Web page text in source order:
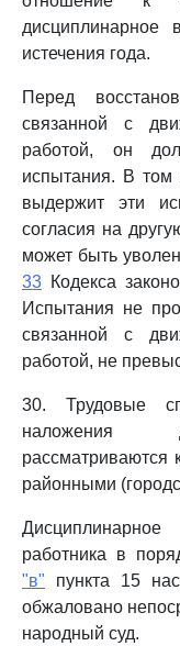
истечения года.
Перед
связанной с
работой, он
испытания. В том
выдержит эти
согласия на
может быть
33 Кодекса
Испытания не
связанной с
работой, не
30. Трудовые
наложения
рассматриваются
районными
работника в
"в" пункта 15
обжаловано
народный суд.